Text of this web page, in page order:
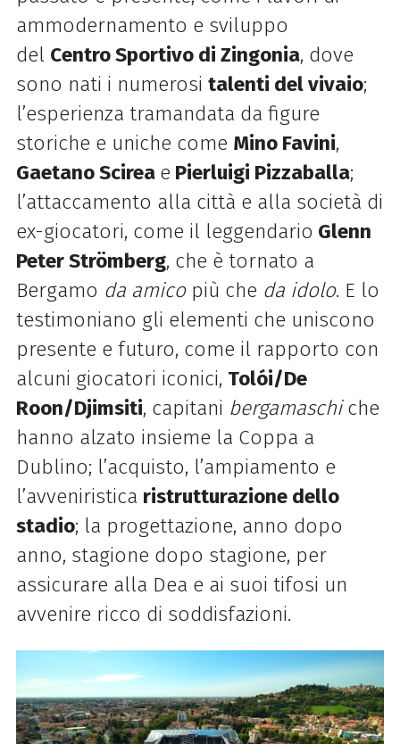
ammodernamento e sviluppo
del Centro Sportivo di Zingonia, dove
sono nati i numerosi talenti del vivaio;
l’esperienza tramandata da figure
storiche e uniche come Mino Favini,
Gaetano Scirea e Pierluigi Pizzaballa;
l’attaccamento alla città e alla società di
ex-giocatori, come il leggendario Glenn
Peter Strömberg, che è tornato a
Bergamo da amicopiù che da idolo. E lo
testimoniano gli elementi che uniscono
presente e futuro, come il rapporto con
alcuni giocatori iconici, Tolói/De
Roon/Djimsiti, capitani bergamaschiche
hanno alzato insieme la Coppa a
Dublino; l’acquisto, l’ampiamento e
l’avveniristica ristrutturazione dello
stadio; la progettazione, anno dopo
anno, stagione dopo stagione, per
assicurare alla Dea e ai suoi tifosi un
avvenire ricco di soddisfazioni.